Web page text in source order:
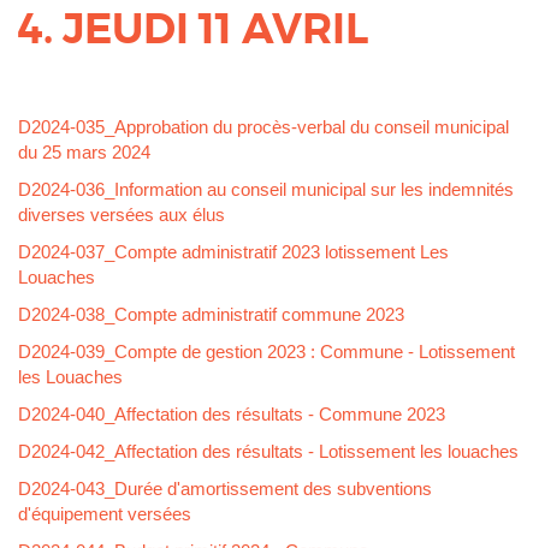
4. JEUDI 11 AVRIL
Corps
D2024-035_Approbation du procès-verbal du conseil municipal
du 25 mars 2024
D2024-036_Information au conseil municipal sur les indemnités
diverses versées aux élus
D2024-037_Compte administratif 2023 lotissement Les
Louaches
D2024-038_Compte administratif commune 2023
D2024-039_Compte de gestion 2023 : Commune - Lotissement
les Louaches
D2024-040_Affectation des résultats - Commune 2023
D2024-042_Affectation des résultats - Lotissement les louaches
D2024-043_Durée d'amortissement des subventions
d'équipement versées